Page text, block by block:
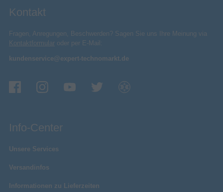
Kontakt
Fragen, Anregungen, Beschwerden? Sagen Sie uns Ihre Meinung via
Kontaktformular oder per E-Mail:
kundenservice@expert-technomarkt.de
Info-Center
Unsere Services
Versandinfos
Informationen zu Lieferzeiten